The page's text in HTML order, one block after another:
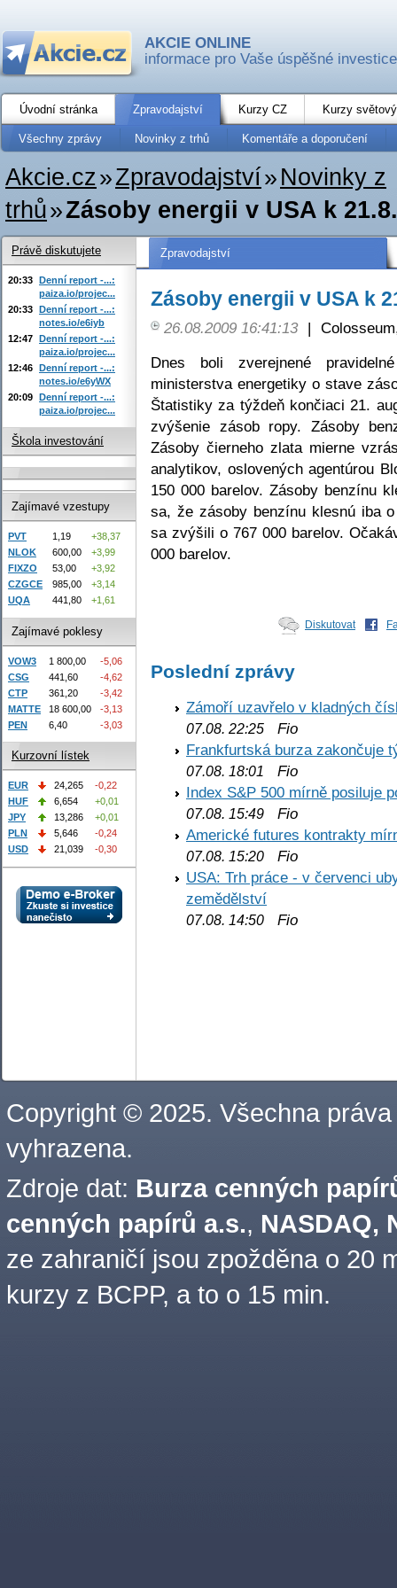
AKCIE ONLINE
informace pro Vaše úspěšné investice
Úvodní stránka Zpravodajství Kurzy CZ Kurzy
Všechny zprávy Novinky z trhů Komentáře a doporučení
Akcie.cz»Zpravodajství» Novinky z
trhů»Zásoby energii v USA k
Zpravodajství
Zásoby energii v USA k
26.08.2009 16:41:13 |
Dnes boli zverejnené
ministerstva energetiky o stave
Štatistiky za týždeň končiaci 21.
zvýšenie zásob ropy. Zásoby
Zásoby čierneho zlata mierne
analytikov, oslovených agentúrou
150 000 barelov. Zásoby benzínu
sa, že zásoby benzínu klesnú iba
sa zvýšili o 767 000 barelov.
000 barelov.
Diskutovat
Poslední zprávy
Zámoří uzavřelo v kladných
07.08. 22:25 Fio
Frankfurtská burza zakončuje
07.08. 18:01
Fio
Index S&P 500 mírně posiluje
07.08. 15:49 Fio
Americké futures kontrakty
07.08. 15:20 Fio
USA: Trh práce - v červenci
zemědělství
07.08. 14:50 Fio
Právě diskutujete
20:33 Denní report -...:
paiza.io/projec...
20:33 Denní report -...:
notes.io/e6iyb
12:47 Denní report -...:
paiza.io/projec...
12:46 Denní report -...:
notes.io/e6yWX
20:09 Denní report -...:
paiza.io/projec...
Škola investování
Zajímavé vzestupy
PVT 1,19
+38,37
NLOK
600,00
+3,99
FIXZO
53,00
+3,92
CZGCE
985,00
+3,14
UQA
441,80 +1,61
Zajímavé poklesy
VOW3 1 800,00
-5,06
CSG
441,60
-4,62
CTP
361,20
-3,42
MATTE
18 600,00
-3,13
PEN
6,40 -3,03
Kurzovní lístek
EUR 24,265
-0,22
HUF
6,654
+0,01
JPY
13,286
+0,01
PLN
5,646
-0,24
USD
21,039 -0,30
Copyright © 2025. Všechna práva
vyhrazena.
Zdroje dat: Burza cenných
cenných papírů a.s., NASDAQ,
ze zahraničí jsou zpožděna o 20
kurzy z BCPP, a to o 15 min.